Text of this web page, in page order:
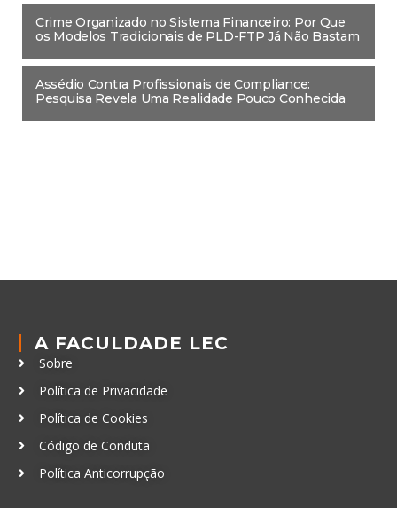
Crime Organizado no Sistema Financeiro: Por Que
os Modelos Tradicionais de PLD-FTP Já Não Bastam
Assédio Contra Profissionais de Compliance:
Pesquisa Revela Uma Realidade Pouco Conhecida
A FACULDADE LEC
Sobre
Política de Privacidade
Política de Cookies
Código de Conduta
Política Anticorrupção